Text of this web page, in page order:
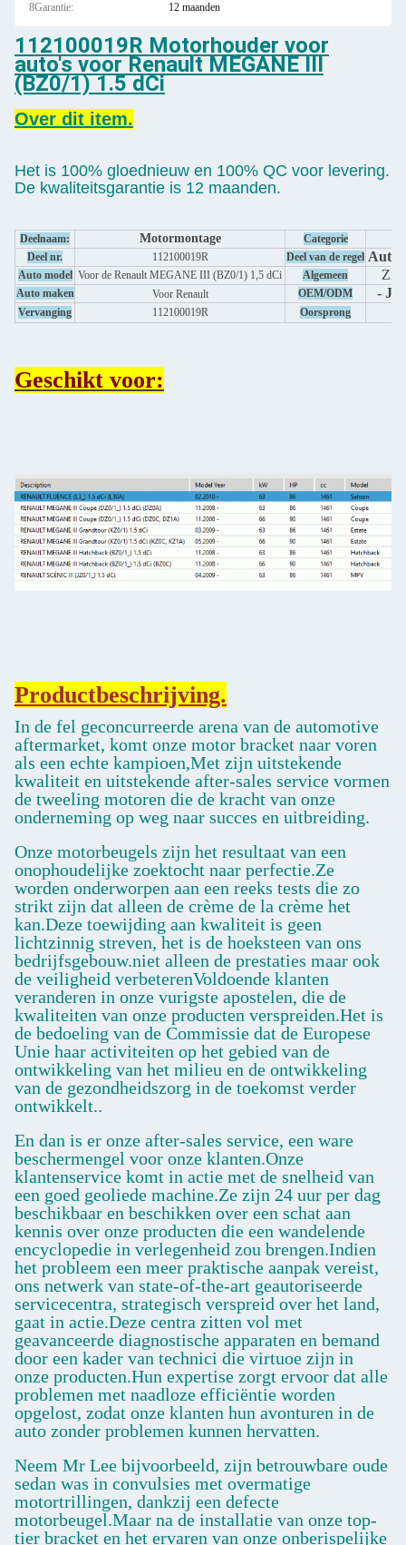
8Garantie: 12 maanden
112100019R Motorhouder voor
auto's voor Renault MEGANE III
(BZ0/1) 1.5 dCi
Over dit item.
Het is 100% gloednieuw en 100% QC voor levering.
De kwaliteitsgarantie is 12 maanden.
Deelnaam: Motormontage Categorie
Deel nr. 112100019R Deel van de regel Auto-
Auto model Voor de Renault MEGANE III (BZ0/1) 1,5 dCi Algemeen Zie
Auto maken Voor Renault OEM/ODM -
Vervanging 112100019R Oorsprong
Geschikt voor:
Productbeschrijving.
In de fel geconcurreerde arena van de automotive
aftermarket, komt onze motor bracket naar voren
als een echte kampioen,Met zijn uitstekende
kwaliteit en uitstekende after-sales service vormen
de tweeling motoren die de kracht van onze
onderneming op weg naar succes en uitbreiding.
Onze motorbeugels zijn het resultaat van een
onophoudelijke zoektocht naar perfectie.Ze
worden onderworpen aan een reeks tests die zo
strikt zijn dat alleen de crème de la crème het
kan.Deze toewijding aan kwaliteit is geen
lichtzinnig streven, het is de hoeksteen van ons
bedrijfsgebouw.niet alleen de prestaties maar ook
de veiligheid verbeterenVoldoende klanten
veranderen in onze vurigste apostelen, die de
kwaliteiten van onze producten verspreiden.Het is
de bedoeling van de Commissie dat de Europese
Unie haar activiteiten op het gebied van de
ontwikkeling van het milieu en de ontwikkeling
van de gezondheidszorg in de toekomst verder
ontwikkelt..
En dan is er onze after-sales service, een ware
beschermengel voor onze klanten.Onze
klantenservice komt in actie met de snelheid van
een goed geoliede machine.Ze zijn 24 uur per dag
beschikbaar en beschikken over een schat aan
kennis over onze producten die een wandelende
encyclopedie in verlegenheid zou brengen.Indien
het probleem een meer praktische aanpak vereist,
ons netwerk van state-of-the-art geautoriseerde
servicecentra, strategisch verspreid over het land,
gaat in actie.Deze centra zitten vol met
geavanceerde diagnostische apparaten en bemand
door een kader van technici die virtuoe zijn in
onze producten.Hun expertise zorgt ervoor dat alle
problemen met naadloze efficiëntie worden
opgelost, zodat onze klanten hun avonturen in de
auto zonder problemen kunnen hervatten.
Neem Mr Lee bijvoorbeeld, zijn betrouwbare oude
sedan was in convulsies met overmatige
motortrillingen, dankzij een defecte
motorbeugel.Maar na de installatie van onze top-
tier bracket en het ervaren van onze onberispelijke